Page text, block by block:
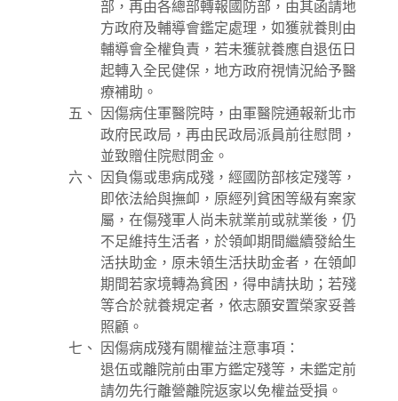
部，再由各總部轉報國防部，由其函請地
方政府及輔導會鑑定處理，如獲就養則由
輔導會全權負責，若未獲就養應自退伍日
起轉入全民健保，地方政府視情況給予醫
療補助。
因傷病住軍醫院時，由軍醫院通報新北市
政府民政局，再由民政局派員前往慰問，
並致贈住院慰問金。
因負傷或患病成殘，經國防部核定殘等，
即依法給與撫卹，原經列貧困等級有案家
屬，在傷殘軍人尚未就業前或就業後，仍
不足維持生活者，於領卹期間繼續發給生
活扶助金，原未領生活扶助金者，在領卹
期間若家境轉為貧困，得申請扶助；若殘
等合於就養規定者，依志願安置榮家妥善
照顧。
因傷病成殘有關權益注意事項：
退伍或離院前由軍方鑑定殘等，未鑑定前
請勿先行離營離院返家以免權益受損。